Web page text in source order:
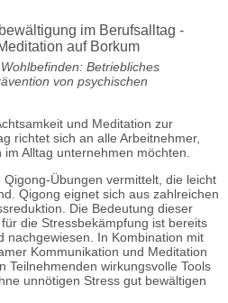
im Berufsalltag -
auf Borkum
Betriebliches
von psychischen
und Meditation zur
richtet sich an alle Arbeitnehmer,
Alltag unternehmen möchten.
Übungen vermittelt, die leicht
Qigong eignet sich aus zahlreichen
Die Bedeutung dieser
die Stressbekämpfung ist bereits
nachgewiesen. In Kombination mit
Kommunikation und Meditation
Teilnehmenden wirkungsvolle Tools
unnötigen Stress gut bewältigen